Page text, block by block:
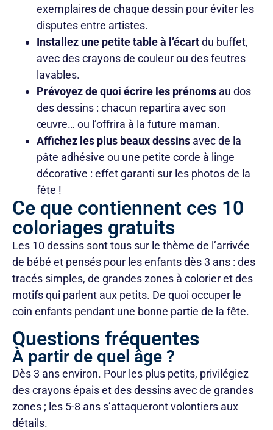
exemplaires de chaque dessin pour éviter les
disputes entre artistes.
Installez une petite table à l’écartdu buffet,
avec des crayons de couleur ou des feutres
lavables.
Prévoyez de quoi écrire les prénoms au dos
des dessins : chacun repartira avec son
œuvre… ou l’offrira à la future maman.
Affichez les plus beaux dessins avec de la
pâte adhésive ou une petite corde à linge
décorative : effet garanti sur les photos de la
fête !
Ce que contiennent ces 10
coloriages gratuits
Les 10 dessins sont tous sur le thème de l’arrivée
de bébé et pensés pour les enfants dès 3 ans : des
tracés simples, de grandes zones à colorier et des
motifs qui parlent aux petits. De quoi occuper le
coin enfants pendant une bonne partie de la fête.
Questions fréquentes
À partir de quel âge ?
Dès 3 ans environ. Pour les plus petits, privilégiez
des crayons épais et des dessins avec de grandes
zones ; les 5-8 ans s’attaqueront volontiers aux
détails.